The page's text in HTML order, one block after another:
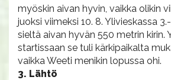
myöskin aivan hyvin, vaikka olikin
juoksi viimeksi 10. 8. Ylivieskassa
sieltä aivan hyvän 550 metrin kirin.
startissaan se tuli kärkipaikalta
vaikka Weeti menikin lopussa ohi.
3. Lähtö